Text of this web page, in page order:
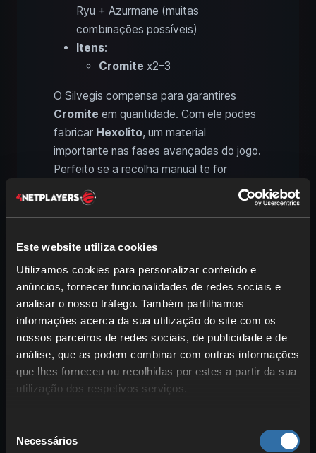
Este website utiliza cookies
Utilizamos cookies para personalizar conteúdo e
anúncios, fornecer funcionalidades de redes sociais e
analisar o nosso tráfego. Também partilhamos
informações acerca da sua utilização do site com os
nossos parceiros de redes sociais, de publicidade e de
análise, que as podem combinar com outras informações
que lhes forneceu ou recolhidas por estes a partir da sua
utilização dos respetivos serviços.
Necessários
Ryu + Azurmane (muitas
combinações possíveis)
Itens:
Cromite x2–3
O Silvegis compensa para garantires
Cromite em quantidade. Com ele podes
fabricar Hexolito, um material
importante nas fases avançadas do jogo.
Perfeito se a recolha manual te for
incómoda. O Silvegis tem ainda
muitas
combinações de criação
, o que o torna
Shadowbeak: lingotes de
Palumínio, Fibras de Carbono e
Manual de Tecnologia
Combinação de criação
+ Kitsun
Lingotes de Palumínio